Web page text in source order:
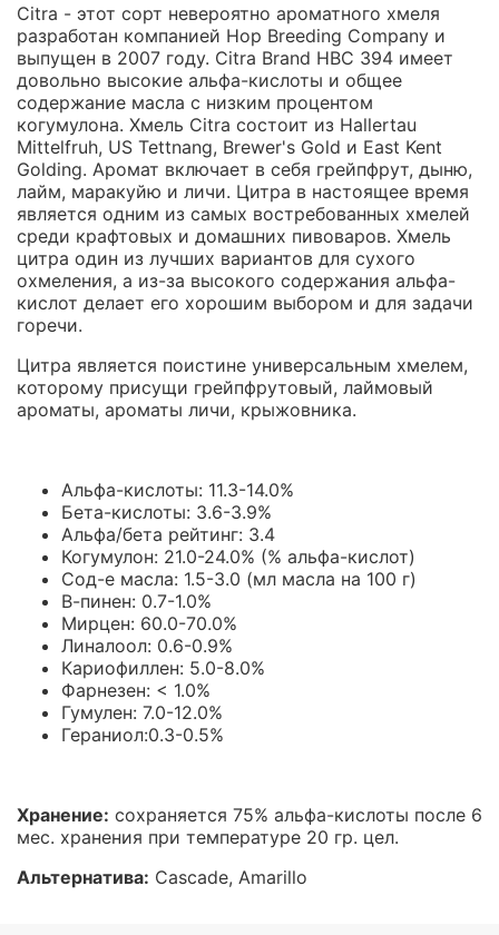
Citra - этот сорт невероятно ароматного хмеля
разработан компанией Hop Breeding Company и
выпущен в 2007 году. Citra Brand HBC 394 имеет
довольно высокие альфа-кислоты и общее
содержание масла с низким процентом
когумулона. Хмель Citra cостоит из Hallertau
Mittelfruh, US Tettnang, Brewer's Gold и East Kent
Golding. Аромат включает в себя грейпфрут, дыню,
лайм, маракуйю и личи. Цитра в настоящее время
является одним из самых востребованных хмелей
среди крафтовых и домашних пивоваров. Хмель
цитра один из лучших вариантов для сухого
охмеления, а из-за высокого содержания альфа-
кислот делает его хорошим выбором и для задачи
горечи.
Цитра является поистине универсальным хмелем,
которому присущи грейпфрутовый, лаймовый
ароматы, ароматы личи, крыжовника.
Альфа-кислоты: 11.3-14.0%
Бета-кислоты: 3.6-3.9%
Альфа/бета рейтинг: 3.4
Когумулон: 21.0-24.0% (% альфа-кислот)
Сод-е масла: 1.5-3.0 (мл масла на 100 г)
В-пинен: 0.7-1.0%
Мирцен: 60.0-70.0%
Линалоол: 0.6-0.9%
Кариофиллен: 5.0-8.0%
Фарнезен: < 1.0%
Гумулен: 7.0-12.0%
Гераниол:0.3-0.5%
Хранение: сохраняется 75% альфа-кислоты после 6
мес. хранения при температуре 20 гр. цел.
Альтернатива: Cascade, Amarillo